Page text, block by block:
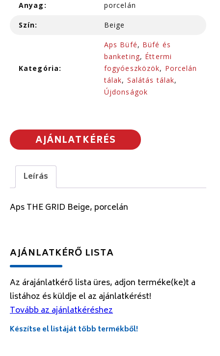
Anyag: porcelán
Szín: Beige
Kategória:
Aps Büfé, Büfé és
banketing, Éttermi
fogyóeszközök, Porcelán
tálak, Salátás tálak,
Újdonságok
AJÁNLATKÉRÉS
Leírás
Aps THE GRID Beige, porcelán
AJÁNLATKÉRŐ LISTA
Az árajánlatkérő lista üres, adjon terméke(ke)t a
listához és küldje el az ajánlatkérést!
Tovább az ajánlatkéréshez
Készítse el listáját több termékből!